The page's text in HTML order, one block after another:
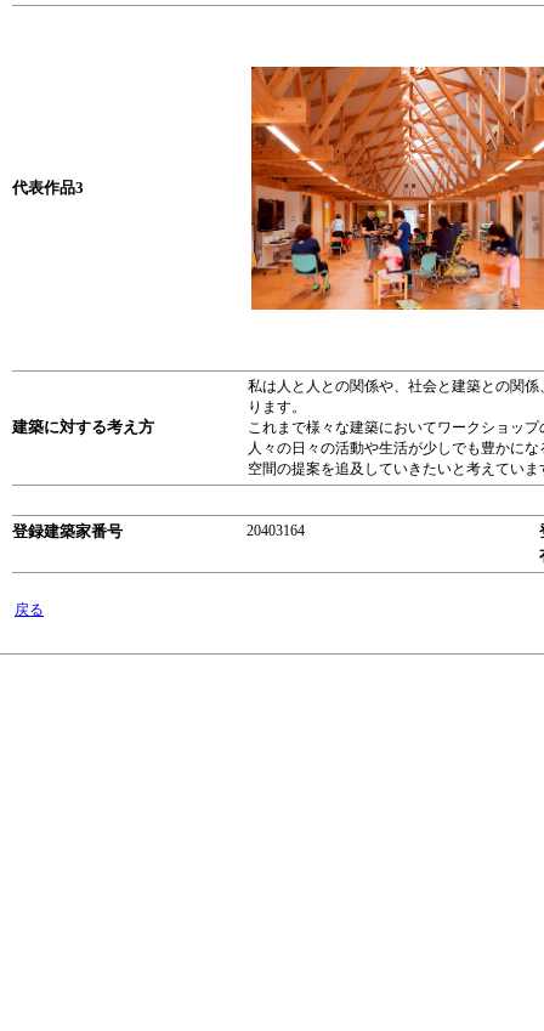
代表作品3
建築に対する考え方
私は人と人との関係や、社会と建築との関
ります。
これまで様々な建築においてワークショッ
人々の日々の活動や生活が少しでも豊かに
空間の提案を追及していきたいと考えていま
登録建築家番号 20403164
戻る